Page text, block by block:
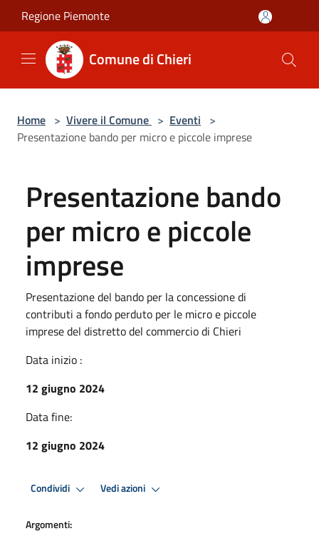
Salta al contenuto principale
Regione Piemonte
Comune di Chieri
Home > Vivere il Comune > Eventi >
Presentazione bando per micro e piccole imprese
Presentazione bando
per micro e piccole
imprese
Presentazione del bando per la concessione di
contributi a fondo perduto per le micro e piccole
imprese del distretto del commercio di Chieri
Data inizio :
12 giugno 2024
Data fine:
12 giugno 2024
Condividi Vedi azioni
Argomenti: